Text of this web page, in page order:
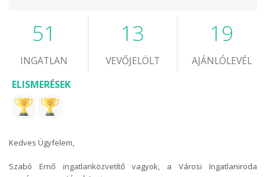
51
INGATLAN
13
VEVŐJELÖLT
19
AJÁNLÓLEVÉL
ELISMERÉSEK
Kedves Ügyfelem,
Szabó Ernő ingatlanközvetítő vagyok, a Városi Ingatlaniroda